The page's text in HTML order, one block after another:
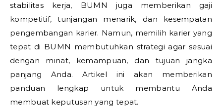
stabilitas kerja, BUMN juga memberikan gaji
kompetitif, tunjangan menarik, dan kesempatan
pengembangan karier. Namun, memilih karier yang
tepat di BUMN membutuhkan strategi agar sesuai
dengan minat, kemampuan, dan tujuan jangka
panjang Anda. Artikel ini akan memberikan
panduan lengkap untuk membantu Anda
membuat keputusan yang tepat.